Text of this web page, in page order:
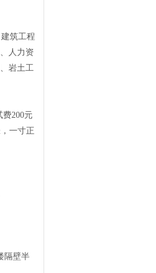
筑工程
人力资
岩土工
费200元
一寸正
隔壁半